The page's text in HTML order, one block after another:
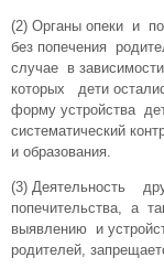
(2) Органы опеки и
без попечения
случае в
которых дети
форму устройства
систематический
и образования.
(3) Деятельность
попечительства, а
выявлению и
родителей,